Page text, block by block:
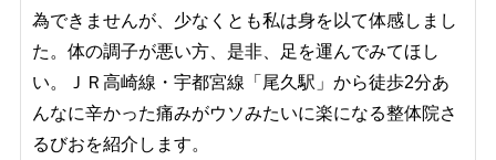
為できませんが、少なくとも私は身を以て体感しまし
た。体の調子が悪い方、是非、足を運んでみてほし
い。
ＪＲ高崎線・宇都宮線「尾久駅」から徒歩2分あ
んなに辛かった痛みがウソみたいに楽になる整体院さ
るびおを紹介します。